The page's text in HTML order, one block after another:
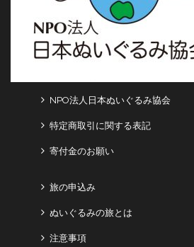
NPO法人日本ぬいぐるみ協会
特定商取引に関する表記
寄付金のお願い
旅の申込み
ぬいぐるみの旅とは
注意事項